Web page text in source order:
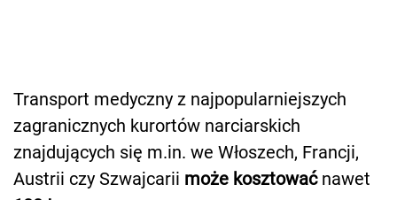
Transport medyczny z najpopularniejszych
zagranicznych kurortów narciarskich
znajdujących się m.in. we Włoszech, Francji,
Austrii czy Szwajcarii może kosztować nawet